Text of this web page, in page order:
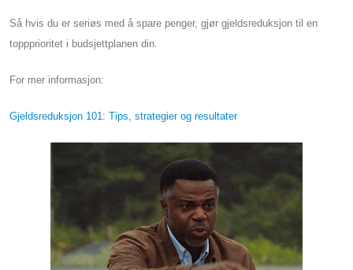
Så hvis du er seriøs med å spare penger, gjør gjeldsreduksjon til en
toppprioritet i budsjettplanen din.
For mer informasjon:
Gjeldsreduksjon 101: Tips, strategier og resultater